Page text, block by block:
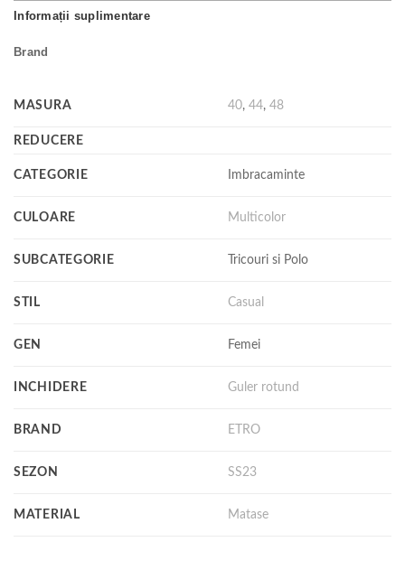
Informații suplimentare
Brand
MASURA 40,44,48
REDUCERE
CATEGORIE Imbracaminte
CULOARE Multicolor
SUBCATEGORIE Tricouri si Polo
STIL Casual
GEN Femei
INCHIDERE Guler rotund
BRAND ETRO
SEZON SS23
MATERIAL Matase